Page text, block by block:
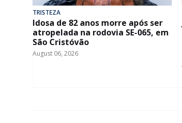
TRISTEZA
Idosa de 82 anos morre após ser
atropelada na rodovia SE-065, em
São Cristóvão
August 06, 2026